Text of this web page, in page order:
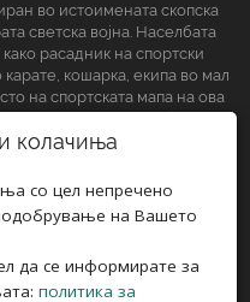
во истоимената скопска
светска војна. Населбата
расадник на спортски
кошарка, екипа во мал
на спортската мапа на ова
колачиња
со цел непречено
на Вашето
да се информирате за
политика за